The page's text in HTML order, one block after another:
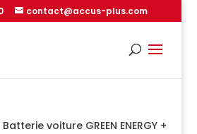
contact@accus-plus.com
voiture GREEN ENERGY +